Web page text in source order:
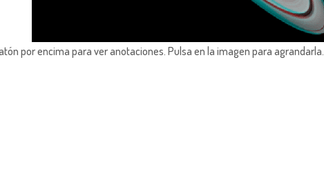
por encima para ver anotaciones. Pulsa en la imagen para agrandarla.